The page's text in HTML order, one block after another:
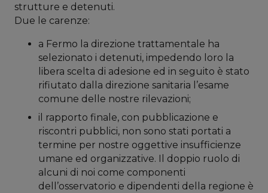
strutture e detenuti.
Due le carenze:
a Fermo la direzione trattamentale ha
selezionato i detenuti, impedendo loro la
libera scelta di adesione ed in seguito è stato
rifiutato dalla direzione sanitaria l’esame
comune delle nostre rilevazioni;
il rapporto finale, con pubblicazione e
riscontri pubblici, non sono stati portati a
termine per nostre oggettive insufficienze
umane ed organizzative. Il doppio ruolo di
alcuni di noi come componenti
dell’osservatorio e dipendenti della regione è